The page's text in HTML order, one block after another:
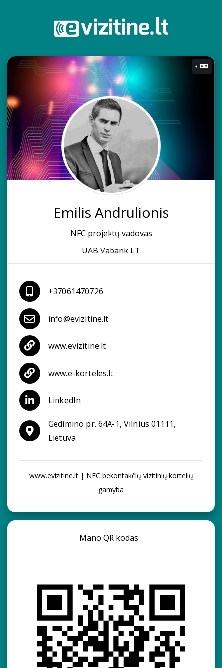
Emilis Andrulionis
NFC projektų vadovas
UAB Vabank LT
+37061470726
info@evizitine.lt
www.evizitine.lt
www.e-korteles.lt
LinkedIn
Gedimino pr. 64A-1, Vilnius 01111,
Lietuva
www.evizitine.lt | NFC bekontakčių vizitinių kortelių
gamyba
Mano QR kodas